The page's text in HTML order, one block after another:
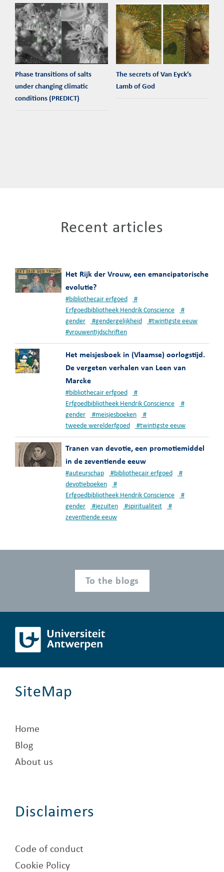
Phase transitions of salts
under changing climatic
conditions (PREDICT)
The secrets of Van Eyck’s
Lamb of God
Recent articles
Het Rijk der Vrouw, een emancipatorische
evolutie?
#bibliothecair erfgoed
#
Erfgoedbibliotheek Hendrik Conscience
#
gender
#gendergelijkheid #twintigste eeuw
#vrouwentijdschriften
Het meisjesboek in (Vlaamse) oorlogstijd.
De vergeten verhalen van Leen van
Marcke
#bibliothecair erfgoed
#
Erfgoedbibliotheek Hendrik Conscience
#
gender
#meisjesboeken
#
tweede werelderfgoed
#twintigste eeuw
Tranen van devotie, een promotiemiddel
in de zeventiende eeuw
#auteurschap #bibliothecair erfgoed
#
devotieboeken
#
Erfgoedbibliotheek Hendrik Conscience
#
gender
#jezuïten #spiritualiteit
#
zeventiende eeuw
To the blogs
SiteMap
Home
Blog
About us
Disclaimers
Code of conduct
Cookie Policy